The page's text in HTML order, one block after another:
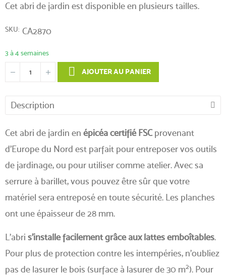
Cet abri de jardin est disponible en plusieurs tailles.
SKU CA2870
3 à 4 semaines
AJOUTER AU PANIER
Description
Cet abri de jardin en épicéa certifié FSCprovenant
d'Europe du Nord est parfait pour entreposer vos outils
de jardinage, ou pour utiliser comme atelier. Avec sa
serrure à barillet, vous pouvez être sûr que votre
matériel sera entreposé en toute sécurité. Les planches
ont une épaisseur de 28 mm.
L'abri s'installe facilement grâce aux lattes emboîtables.
Pour plus de protection contre les intempéries, n'oubliez
pas de lasurer le bois (surface à lasurer de 30 m2). Pour